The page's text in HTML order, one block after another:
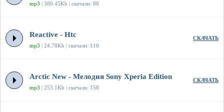
mp3 | 380.45Kb | скачали: 88
Reactive - Htc
mp3 | 24.78Kb | скачали: 110
СКАЧАТЬ
Arctic New - Мелодия Sony Xperia Edition
mp3 | 253.1Kb | скачали: 158
СКАЧАТЬ